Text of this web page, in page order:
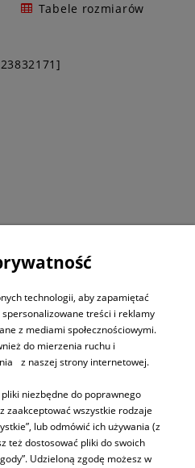
Tabele rozmiarów
SIĘ DO
technologii, aby zapamiętać
treści i reklamy
z mediami społecznościowymi.
do mierzenia ruchu i
z naszej strony internetowej.
niezbędne do poprawnego
zaakceptować wszystkie rodzaje
lub odmówić ich używania (z
też dostosować pliki do swoich
Udzieloną zgodę możesz w